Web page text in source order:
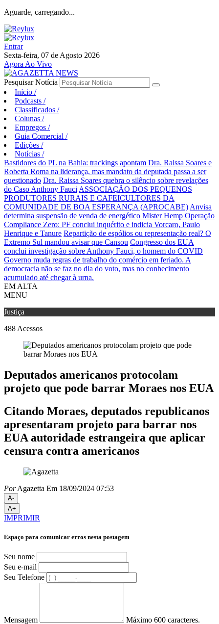
Aguarde, carregando...
Entrar
Sexta-feira, 07 de Agosto 2026
Agora Ao Vivo
Pesquisar Notícia
Início /
Podcasts /
Classificados /
Colunas /
Empregos /
Guia Comercial /
Edições /
Notícias /
Bastidores do PL na Bahia: trackings apontam Dra. Raissa Soares e
Roberta Roma na liderança, mas mandato da deputada passa a ser
questionado Dra. Raissa Soares quebra o silêncio sobre revelações
do Caso Anthony Fauci ASSOCIAÇÃO DOS PEQUENOS
PRODUTORES RURAIS E CAFEICULTORES DA
COMUNIDADE DE BOA ESPERANÇA (APROCABE) Anvisa
determina suspensão de venda de energético Mister Hemp Operação
Compliance Zero: PF conclui inquérito e indicia Vorcaro, Paulo
Henrique e Tanure Repartição de espólios ou representação real? O
Extremo Sul mandou avisar que Cansou Congresso dos EUA
conclui investigação sobre Anthony Fauci, o homem do COVID
Governo muda regras de trabalho do comércio em feriado. A
democracia não se faz no dia do voto, mas no conhecimento
acumulado até chegar à urna.
EM ALTA
MENU
Justiça
488 Acessos
Deputados americanos protocolam
projeto que pode barrar Moraes nos EUA
Citando Moraes, deputados republicanos
apresentaram projeto para barrar nos
EUA autoridade estrangeira que aplicar
censura contra americanos
PorAgazetta Em 18/09/2024 07:53
A-
A+
IMPRIMIR
Espaço para comunicar erros nesta postagem
Seu nome
Seu e-mail
Seu Telefone
Mensagem Máximo 600 caracteres.